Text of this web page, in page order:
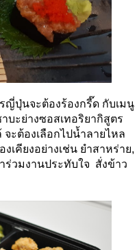
ญี่ปุ่นจะต้องร้องกรี๊ด กับเมนู
บะย่างซอสเทอริยากิสูตร
ะต้องเลือกไปน้ำลายไหล
เคียงอย่างเช่น ยำสาหร่าย,
ร่วมงานประทับใจ สั่งข้าว